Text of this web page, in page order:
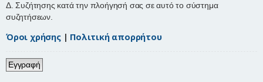
Δ. Συζήτησης κατά την πλοήγησή σας σε αυτό το σύστημα
συζητήσεων.
Όροι χρήσης| Πολιτική απορρήτου
Εγγραφή